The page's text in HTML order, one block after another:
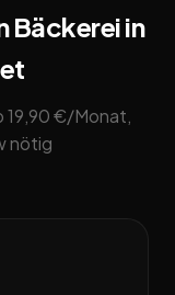
Bäckerei in
19,90 €/Monat,
nötig